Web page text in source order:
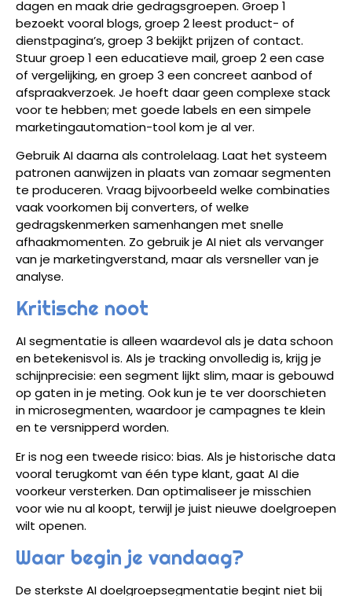
dagen en maak drie gedragsgroepen. Groep 1
bezoekt vooral blogs, groep 2 leest product- of
dienstpagina’s, groep 3 bekijkt prijzen of contact.
Stuur groep 1 een educatieve mail, groep 2 een case
of vergelijking, en groep 3 een concreet aanbod of
afspraakverzoek. Je hoeft daar geen complexe stack
voor te hebben; met goede labels en een simpele
marketingautomation-tool kom je al ver.
Gebruik AI daarna als controlelaag. Laat het systeem
patronen aanwijzen in plaats van zomaar segmenten
te produceren. Vraag bijvoorbeeld welke combinaties
vaak voorkomen bij converters, of welke
gedragskenmerken samenhangen met snelle
afhaakmomenten. Zo gebruik je AI niet als vervanger
van je marketingverstand, maar als versneller van je
analyse.
Kritische noot
AI segmentatie is alleen waardevol als je data schoon
en betekenisvol is. Als je tracking onvolledig is, krijg je
schijnprecisie: een segment lijkt slim, maar is gebouwd
op gaten in je meting. Ook kun je te ver doorschieten
in microsegmenten, waardoor je campagnes te klein
en te versnipperd worden.
Er is nog een tweede risico: bias. Als je historische data
vooral terugkomt van één type klant, gaat AI die
voorkeur versterken. Dan optimaliseer je misschien
voor wie nu al koopt, terwijl je juist nieuwe doelgroepen
wilt openen.
Waar begin je vandaag?
De sterkste AI doelgroepsegmentatie begint niet bij